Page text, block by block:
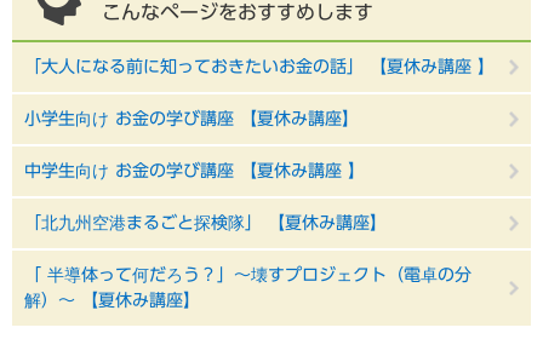
こんなページをおすすめします
「大人になる前に知っておきたいお金の話」 【夏休み講座 】
小学生向け お金の学び講座 【夏休み講座】
中学生向け お金の学び講座 【夏休み講座 】
「北九州空港まるごと探検隊」 【夏休み講座】
「 半導体って何だろう？」～壊すプロジェクト（電卓の分
解）～ 【夏休み講座】